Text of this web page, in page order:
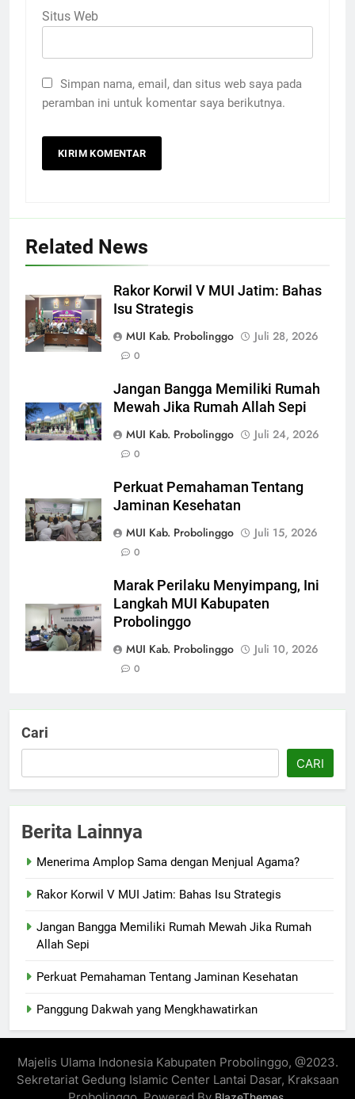
Situs Web
Simpan nama, email, dan situs web saya pada
peramban ini untuk komentar saya berikutnya.
Related News
Rakor Korwil V MUI Jatim: Bahas
Isu Strategis
MUI Kab. Probolinggo
Juli 28, 2026
0
Jangan Bangga Memiliki Rumah
Mewah Jika Rumah Allah Sepi
MUI Kab. Probolinggo
Juli 24, 2026
0
Perkuat Pemahaman Tentang
Jaminan Kesehatan
MUI Kab. Probolinggo
Juli 15, 2026
0
Marak Perilaku Menyimpang, Ini
Langkah MUI Kabupaten
Probolinggo
MUI Kab. Probolinggo
Juli 10, 2026
0
Cari
CARI
Berita Lainnya
Menerima Amplop Sama dengan Menjual Agama?
Rakor Korwil V MUI Jatim: Bahas Isu Strategis
Jangan Bangga Memiliki Rumah Mewah Jika Rumah
Allah Sepi
Perkuat Pemahaman Tentang Jaminan Kesehatan
Panggung Dakwah yang Mengkhawatirkan
Majelis Ulama Indonesia Kabupaten Probolinggo, @2023.
Sekretariat Gedung Islamic Center Lantai Dasar, Kraksaan